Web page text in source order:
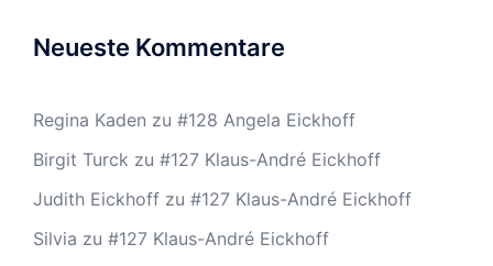
Neueste Kommentare
Regina Kaden zu #128 Angela Eickhoff
Birgit Turck zu #127 Klaus-André Eickhoff
Judith Eickhoff zu #127 Klaus-André Eickhoff
Silvia zu #127 Klaus-André Eickhoff